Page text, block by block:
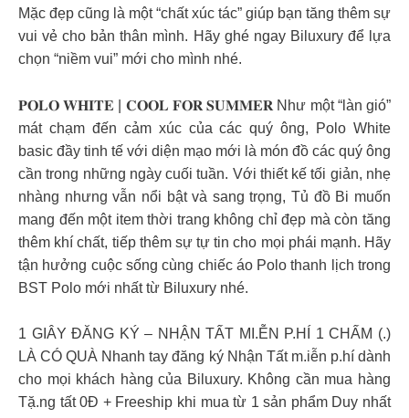
Mặc đẹp cũng là một “chất xúc tác” giúp bạn tăng thêm sự
vui vẻ cho bản thân mình. Hãy ghé ngay Biluxury để lựa
chọn “niềm vui” mới cho mình nhé.
𝐏𝐎𝐋𝐎 𝐖𝐇𝐈𝐓𝐄 | 𝐂𝐎𝐎𝐋 𝐅𝐎𝐑 𝐒𝐔𝐌𝐌𝐄𝐑 Như một “làn gió”
mát chạm đến cảm xúc của các quý ông, Polo White
basic đầy tinh tế với diện mạo mới là món đồ các quý ông
cần trong những ngày cuối tuần. Với thiết kế tối giản, nhẹ
nhàng nhưng vẫn nổi bật và sang trọng, Tủ đồ Bi muốn
mang đến một item thời trang không chỉ đẹp mà còn tăng
thêm khí chất, tiếp thêm sự tự tin cho mọi phái mạnh. Hãy
tận hưởng cuộc sống cùng chiếc áo Polo thanh lịch trong
BST Polo mới nhất từ Biluxury nhé.
1 GIÂY ĐĂNG KÝ – NHẬN TẤT MI.ỄN P.HÍ 1 CHẤM (.)
LÀ CÓ QUÀ Nhanh tay đăng ký Nhận Tất m.iễn p.hí dành
cho mọi khách hàng của Biluxury. Không cần mua hàng
Tặ.ng tất 0Đ + Freeship khi mua từ 1 sản phẩm Duy nhất